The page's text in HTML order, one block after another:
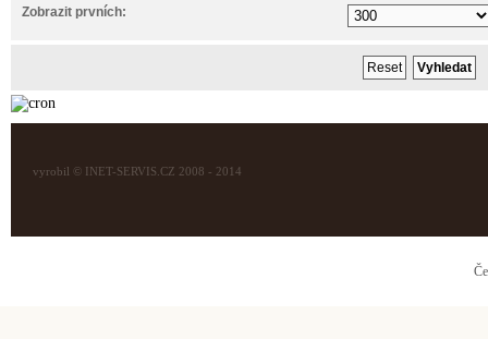
Zobrazit prvních:
vyrobil © INET-SERVIS.CZ 2008 - 2014